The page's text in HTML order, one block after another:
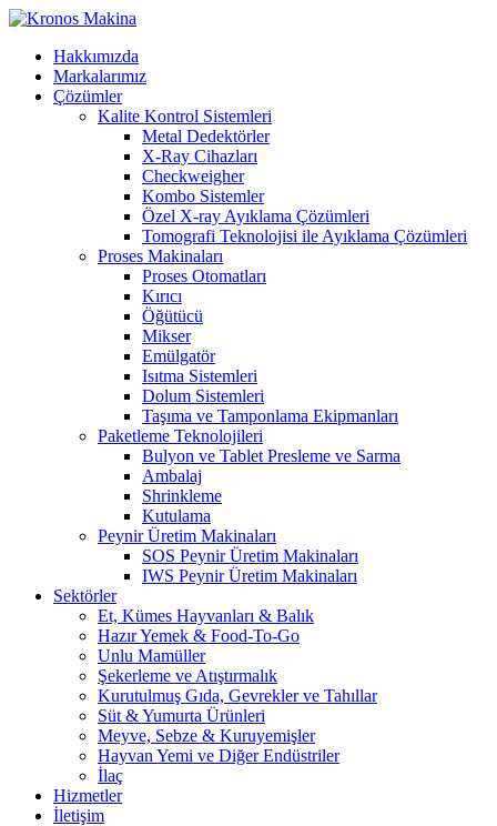
Hakkımızda
Markalarımız
Çözümler
Kalite Kontrol Sistemleri
Metal Dedektörler
X-Ray Cihazları
Checkweigher
Kombo Sistemler
Özel X-ray Ayıklama Çözümleri
Tomografi Teknolojisi ile Ayıklama Çözümleri
Proses Makinaları
Proses Otomatları
Kırıcı
Öğütücü
Mikser
Emülgatör
Isıtma Sistemleri
Dolum Sistemleri
Taşıma ve Tamponlama Ekipmanları
Paketleme Teknolojileri
Bulyon ve Tablet Presleme ve Sarma
Ambalaj
Shrinkleme
Kutulama
Peynir Üretim Makinaları
SOS Peynir Üretim Makinaları
IWS Peynir Üretim Makinaları
Sektörler
Et, Kümes Hayvanları & Balık
Hazır Yemek & Food-To-Go
Unlu Mamüller
Şekerleme ve Atıştırmalık
Kurutulmuş Gıda, Gevrekler ve Tahıllar
Süt & Yumurta Ürünleri
Meyve, Sebze & Kuruyemişler
Hayvan Yemi ve Diğer Endüstriler
İlaç
Hizmetler
İletişim